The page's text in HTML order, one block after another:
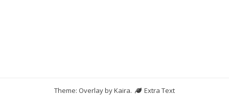
Theme: Overlay byKaira.
Extra Text